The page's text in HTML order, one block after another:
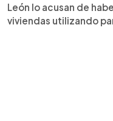
León lo acusan de
viviendas utilizando